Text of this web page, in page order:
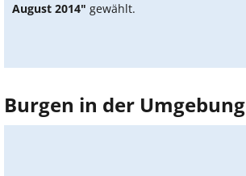
August 2014" gewählt.
Burgen in der Umgebung